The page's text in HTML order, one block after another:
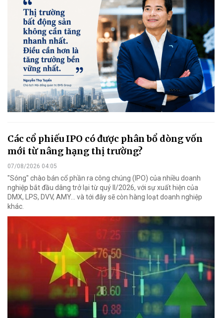
Các cổ phiếu IPO có được phân bổ dòng vốn
mới từ nâng hạng thị trường?
07/08/2026 04:05
"Sóng" chào bán cổ phần ra công chúng (IPO) của nhiều doanh
nghiệp bắt đầu dâng trở lại từ quý II/2026, với sự xuất hiện của
DMX, LPS, DVV, AMY... và tới đây sẽ còn hàng loạt doanh nghiệp
khác.